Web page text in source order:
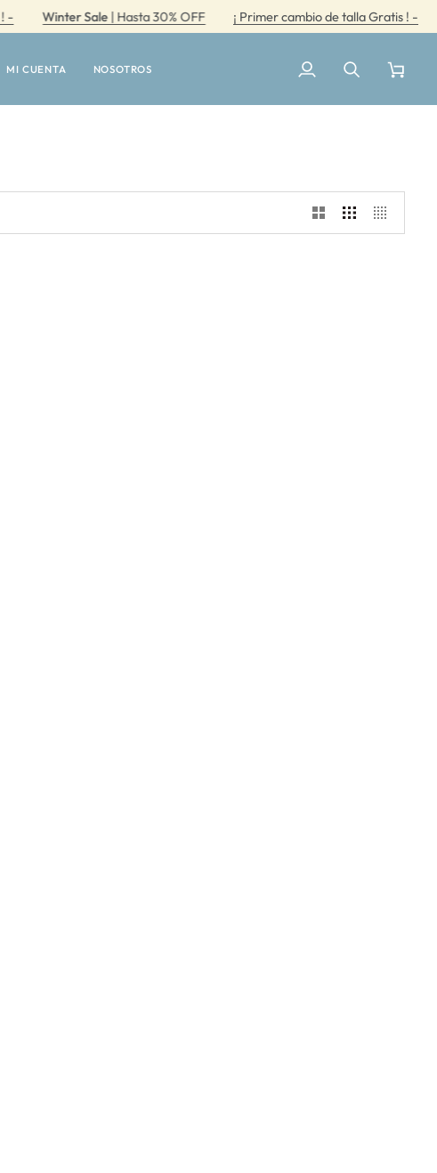
Winter Sale| Hasta 30% OFF ¡ Primer cambio de talla Gratis ! -
MI CUENTA NOSOTROS
Mi
Buscar Carrito